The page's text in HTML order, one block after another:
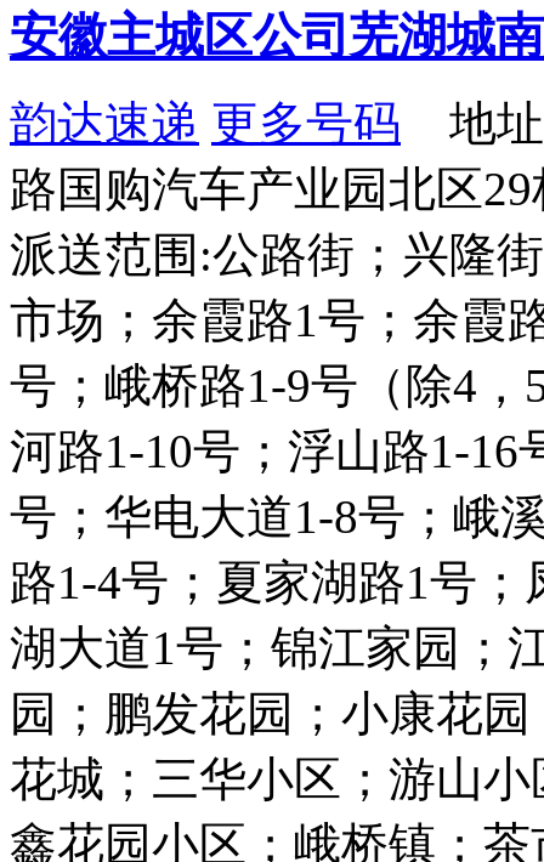
安徽主城区公司芜湖城
韵达速递 更多号码 地址
路国购汽车产业园北区29
派送范围:公路街；兴隆
市场；余霞路1号；余霞
号；峨桥路1-9号（除4
河路1-10号；浮山路1-16
号；华电大道1-8号；峨
路1-4号；夏家湖路1号
湖大道1号；锦江家园；
园；鹏发花园；小康花
花城；三华小区；游山
鑫花园小区；峨桥镇；